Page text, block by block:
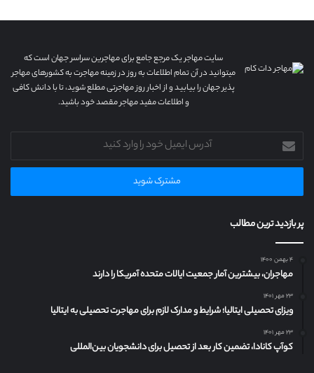
سایت مهاجر یک مرجع جامع برای مهاجرین سراسر جهان است که
میتوانید در آن تمام اطلاعات به روز در زمینه مهاجرت به کشورهای مهاجر
پذیر جهان را بیابید و از اخبار روز مهاجرتی مطلع شوید، تا با دانش کافی
و اطلاعات مفید مهاجر مقصد خود باشید.
آدرس
ایمیل
خود
وارد
پر بازدید ترین مطالب
۴ بهمن ۱۴۰۰
مهاجران، بیشترین آمار جمعیت ایالات متحده آمریکا را دارند
۲۳ مهر ۱۴۰۱
ویزای تحصیلی ایتالیا؛ شرایط و مدارک لازم برای مهاجرت تحصیلی به ایتالیا
۲۳ مهر ۱۴۰۱
کوآپ کانادا، تضمین کار بعد از تحصیل برای دانشجویان بین‌المللی